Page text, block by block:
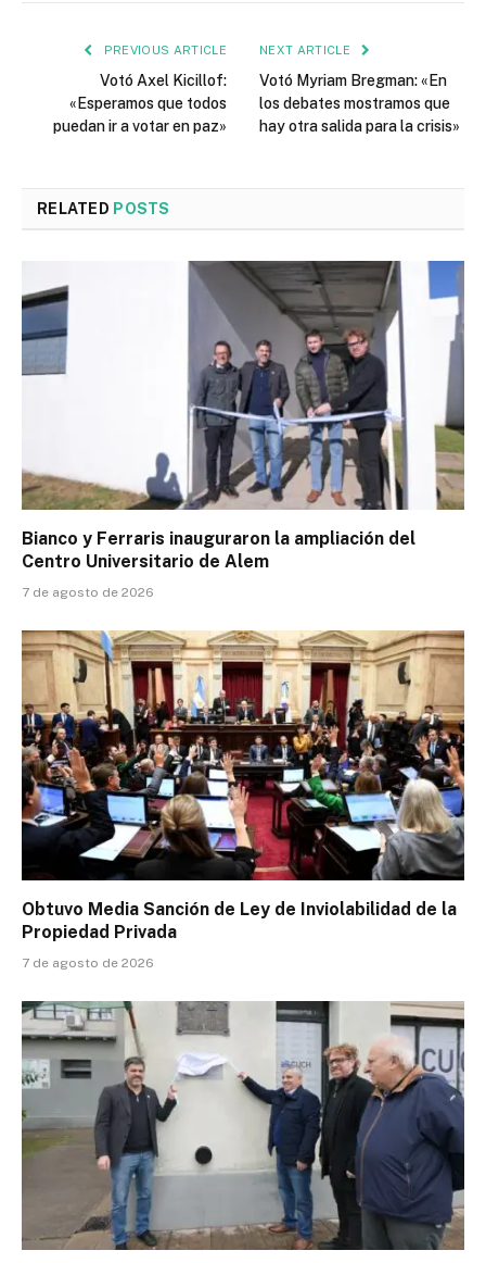
PREVIOUS ARTICLE
Votó Axel Kicillof:
«Esperamos que todos
puedan ir a votar en paz»
NEXT ARTICLE
Votó Myriam Bregman: «En
los debates mostramos que
hay otra salida para la crisis»
RELATED POSTS
Bianco y Ferraris inauguraron la ampliación del
Centro Universitario de Alem
7 de agosto de 2026
Obtuvo Media Sanción de Ley de Inviolabilidad de la
Propiedad Privada
7 de agosto de 2026